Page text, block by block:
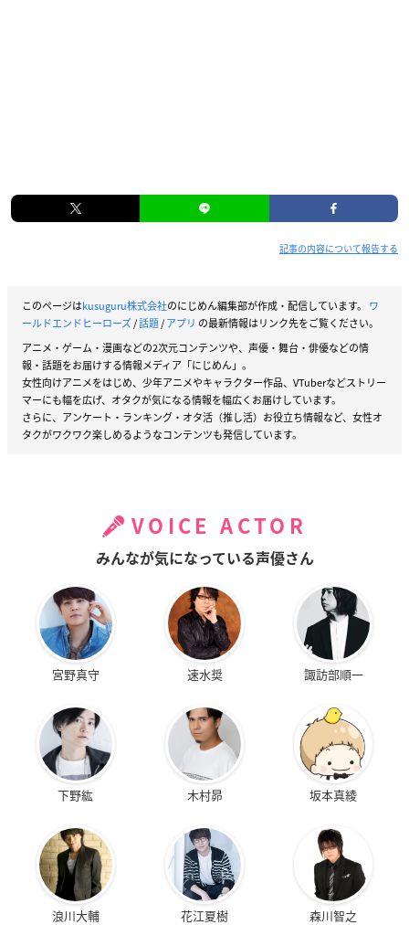
記事の内容について報告する
このページはkusuguru株式会社のにじめん編集部が作成・配信しています。 ワ
ールドエンドヒーローズ/話題/アプリ の最新情報はリンク先をご覧ください。
アニメ・ゲーム・漫画などの2次元コンテンツや、声優・舞台・俳優などの情
報・話題をお届けする情報メディア「にじめん」。
女性向けアニメをはじめ、少年アニメやキャラクター作品、VTuberなどストリー
マーにも幅を広げ、オタクが気になる情報を幅広くお届けしています。
さらに、アンケート・ランキング・オタ活（推し活）お役立ち情報など、女性オ
タクがワクワク楽しめるようなコンテンツも発信しています。
VOICE ACTOR
みんなが気になっている声優さん
宮野真守 速水奨 諏訪部順一
下野紘 木村昴 坂本真綾
浪川大輔 花江夏樹 森川智之